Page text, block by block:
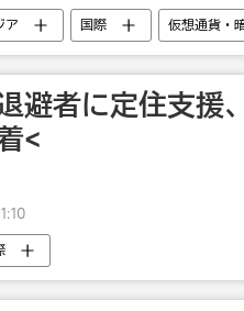
ア 国際 仮想通貨・
避者に定住支
<